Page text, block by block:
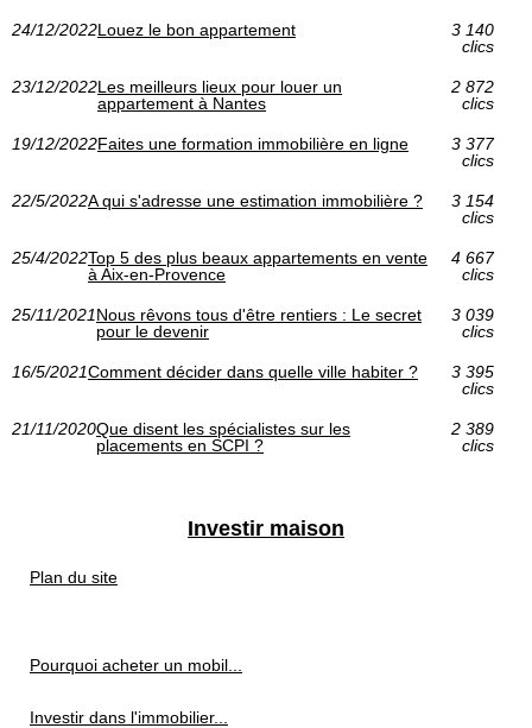
24/12/2022Louez le bon appartement
3 140
clics
23/12/2022Les meilleurs lieux pour louer un
appartement à Nantes
2 872
clics
19/12/2022Faites une formation immobilière en ligne
3 377
clics
22/5/2022A qui s'adresse une estimation immobilière ?
3 154
clics
25/4/2022Top 5 des plus beaux appartements en vente
à Aix-en-Provence
4 667
clics
25/11/2021Nous rêvons tous d'être rentiers : Le secret
pour le devenir
3 039
clics
16/5/2021Comment décider dans quelle ville habiter ?
3 395
clics
21/11/2020Que disent les spécialistes sur les
placements en SCPI ?
2 389
clics
Investir maison
Plan du site
Pourquoi acheter un mobil...
Investir dans l'immobilier...